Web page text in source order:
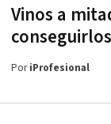
Vinos a
PoriProfesional